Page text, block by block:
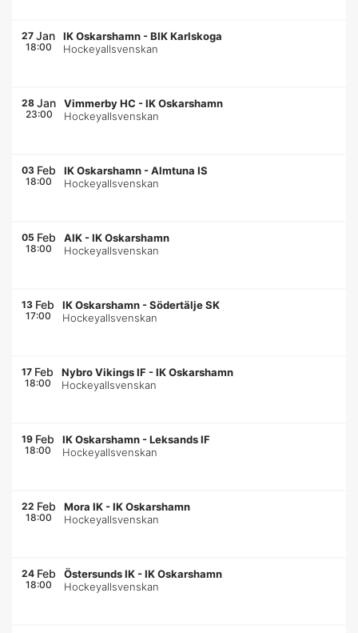
27 Jan
18:00
IK Oskarshamn -BIK Karlskoga
Hockeyallsvenskan
28 Jan
23:00
Vimmerby HC -IK Oskarshamn
Hockeyallsvenskan
03 Feb
18:00
IK Oskarshamn -Almtuna IS
Hockeyallsvenskan
05 Feb
18:00
AIK -IK Oskarshamn
Hockeyallsvenskan
13 Feb
17:00
IK Oskarshamn -Södertälje SK
Hockeyallsvenskan
17 Feb
18:00
Nybro Vikings IF -IK Oskarshamn
Hockeyallsvenskan
19 Feb
18:00
IK Oskarshamn -Leksands IF
Hockeyallsvenskan
22 Feb
18:00
Mora IK -IK Oskarshamn
Hockeyallsvenskan
24 Feb
18:00
Östersunds IK -IK Oskarshamn
Hockeyallsvenskan